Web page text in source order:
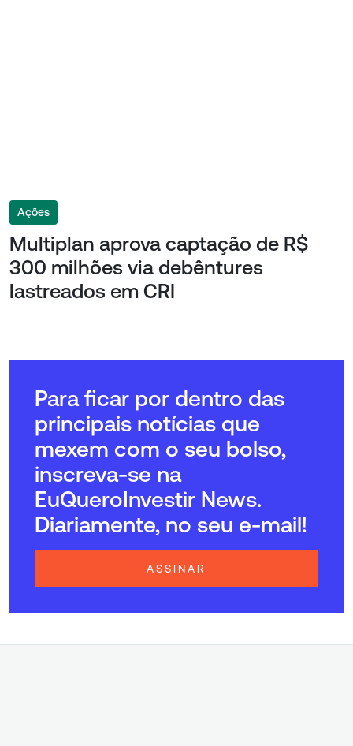
Ações
Multiplan aprova captação de R$
300 milhões via debêntures
lastreados em CRI
Para ficar por dentro das
principais notícias que
mexem com o seu bolso,
inscreva-se na
EuQueroInvestir News.
Diariamente, no seu e-mail!
ASSINAR